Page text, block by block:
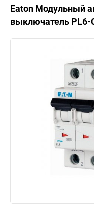
Eaton Модульный
выключатель PL6-